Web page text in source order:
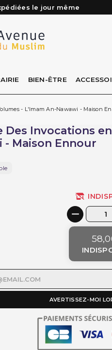
notre FAQ
avant 15h (lun au Vend)
BIEN-ÊTRE
- L'Imam An-Nawawi - Maison
Des Invocations
- Maison Ennour
AVERTISSEZ-MOI